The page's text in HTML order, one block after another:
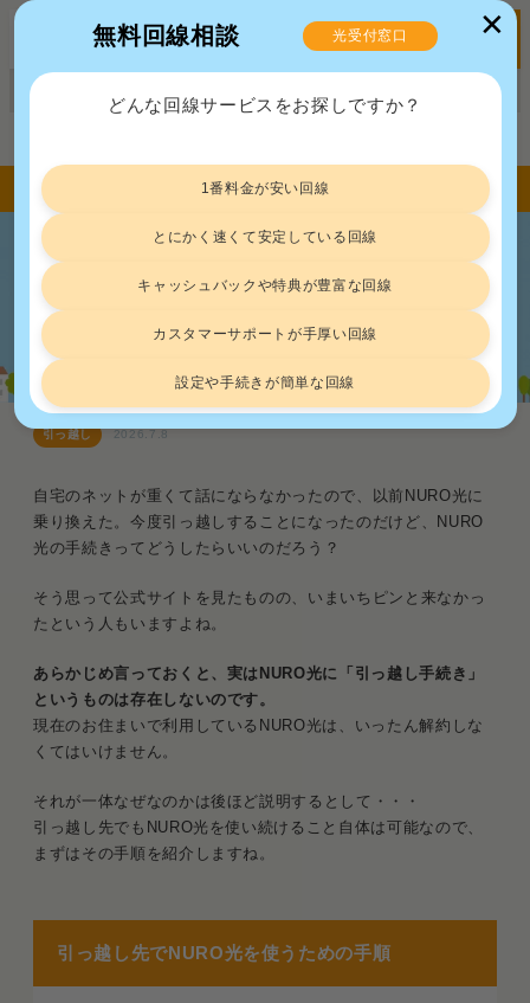
NURO光を引っ越しするには解約と再
契約が必要｜ただし特典利用で費用は
¥0
引っ越し 2026.7.8
自宅のネットが重くて話にならなかったので、以前NURO光に
乗り換えた。今度引っ越しすることになったのだけど、NURO
光の手続きってどうしたらいいのだろう？
そう思って公式サイトを見たものの、いまいちピンと来なかっ
たという人もいますよね。
あらかじめ言っておくと、実はNURO光に「引っ越し手続き」
というものは存在しないのです。
現在のお住まいで利用しているNURO光は、いったん解約しな
くてはいけません。
それが一体なぜなのかは後ほど説明するとして・・・
引っ越し先でもNURO光を使い続けること自体は可能なので、
まずはその手順を紹介しますね。
引っ越し先でNURO光を使うための手順
✕
無料回線相談 光受付窓口
どんな回線サービスをお探しですか？
1番料金が安い回線
とにかく速くて安定している回線
キャッシュバックや特典が豊富な回線
カスタマーサポートが手厚い回線
設定や手続きが簡単な回線